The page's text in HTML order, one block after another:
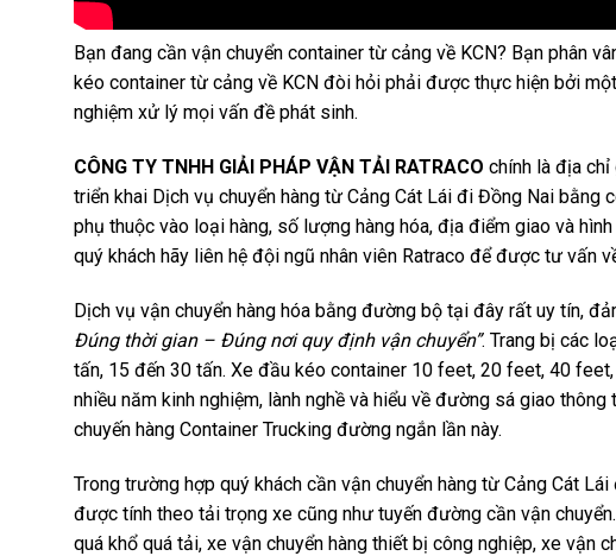
Bạn đang cần vận chuyển container từ cảng về KCN? Bạn phân
kéo container từ cảng về KCN đòi hỏi phải được thực hiện bởi
nghiệm xử lý mọi vấn đề phát sinh.
CÔNG TY TNHH GIẢI PHÁP VẬN TẢI RATRACO chính là địa
triển khai Dịch vụ chuyển hàng từ Cảng Cát Lái đi Đồng Nai bằng
phụ thuộc vào loại hàng, số lượng hàng hóa, địa điểm giao và
quý khách hãy liên hệ đội ngũ nhân viên Ratraco để được tư vấn
Dịch vụ vận chuyển hàng hóa bằng đường bộ tại đây rất uy tín,
Đúng thời gian – Đúng nơi quy định vận chuyển”. Trang bị các
tấn, 15 đến 30 tấn. Xe đầu kéo container 10 feet, 20 feet, 40
nhiều năm kinh nghiệm, lành nghề và hiểu về đường sá giao
chuyến hàng Container Trucking đường ngắn lần này.
Trong trường hợp quý khách cần vận chuyển hàng từ Cảng Cát
được tính theo tải trọng xe cũng như tuyến đường cần vận
quá khổ quá tải, xe vận chuyển hàng thiết bị công nghiệp, xe vận